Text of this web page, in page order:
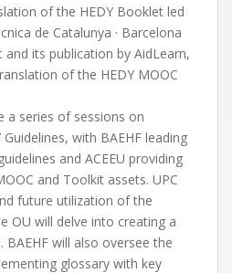
of the HEDY Booklet led
de Catalunya · Barcelona
and its publication by AidLearn,
of the HEDY MOOC
a series of sessions on
with BAEHF leading
and ACEEU providing
and Toolkit assets. UPC
future utilization of the
OU will delve into creating a
will also oversee the
glossary with key